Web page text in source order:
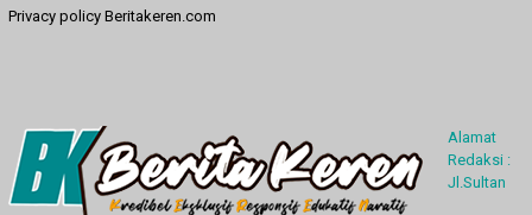
Privacy policy Beritakeren.com
Alamat
Redaksi :
Jl.Sultan